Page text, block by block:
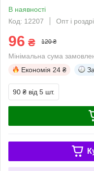
В наявності
Код: 12207
Опт і
96 ₴ 120 ₴
Мінімальна сума
Економія 24 ₴
90 ₴ від 5 шт.